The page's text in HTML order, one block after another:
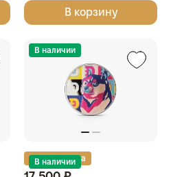
В корзину
В наличии
Золотая карта
В наличии